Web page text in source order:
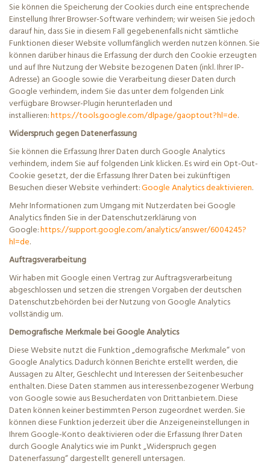
Sie können die Speicherung der Cookies durch eine entsprechende
Einstellung Ihrer Browser-Software verhindern; wir weisen Sie jedoch
darauf hin, dass Sie in diesem Fall gegebenenfalls nicht sämtliche
Funktionen dieser Website vollumfänglich werden nutzen können. Sie
können darüber hinaus die Erfassung der durch den Cookie erzeugten
und auf Ihre Nutzung der Website bezogenen Daten (inkl. Ihrer IP-
Adresse) an Google sowie die Verarbeitung dieser Daten durch
Google verhindern, indem Sie das unter dem folgenden Link
verfügbare Browser-Plugin herunterladen und
installieren:https://tools.google.com/dlpage/gaoptout?hl=de.
Widerspruch gegen Datenerfassung
Sie können die Erfassung Ihrer Daten durch Google Analytics
verhindern, indem Sie auf folgenden Link klicken. Es wird ein Opt-Out-
Cookie gesetzt, der die Erfassung Ihrer Daten bei zukünftigen
Besuchen dieser Website verhindert:Google Analytics deaktivieren.
Mehr Informationen zum Umgang mit Nutzerdaten bei Google
Analytics finden Sie in der Datenschutzerklärung von
Google:https://support.google.com/analytics/answer/6004245?
hl=de.
Auftragsverarbeitung
Wir haben mit Google einen Vertrag zur Auftragsverarbeitung
abgeschlossen und setzen die strengen Vorgaben der deutschen
Datenschutzbehörden bei der Nutzung von Google Analytics
vollständig um.
Demografische Merkmale bei Google Analytics
Diese Website nutzt die Funktion „demografische Merkmale“ von
Google Analytics. Dadurch können Berichte erstellt werden, die
Aussagen zu Alter, Geschlecht und Interessen der Seitenbesucher
enthalten. Diese Daten stammen aus interessenbezogener Werbung
von Google sowie aus Besucherdaten von Drittanbietern. Diese
Daten können keiner bestimmten Person zugeordnet werden. Sie
können diese Funktion jederzeit über die Anzeigeneinstellungen in
Ihrem Google-Konto deaktivieren oder die Erfassung Ihrer Daten
durch Google Analytics wie im Punkt „Widerspruch gegen
Datenerfassung“ dargestellt generell untersagen.